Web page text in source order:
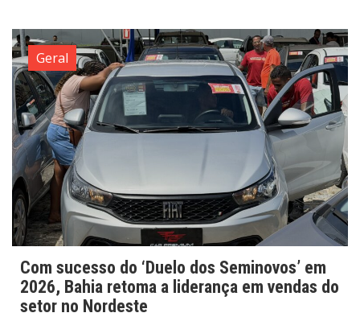
Geral
Com sucesso do ‘Duelo dos Seminovos’ em
2026, Bahia retoma a liderança em vendas do
setor no Nordeste